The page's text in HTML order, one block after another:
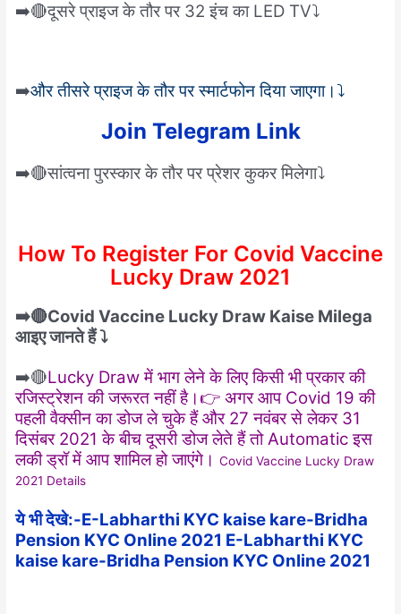
➡️🔴दूसरे प्राइज के तौर पर 32 इंच का LED TV⤵️
➡️और तीसरे प्राइज के तौर पर स्मार्टफोन दिया जाएगा।⤵️
Join Telegram Link
➡️🔴सांत्वना पुरस्कार के तौर पर प्रेशर कुकर मिलेगा⤵️
How To Register For Covid Vaccine
Lucky Draw 2021
➡️🔴Covid Vaccine Lucky Draw Kaise Milega
आइए जानते हैं ⤵️
➡️🔴Lucky Draw में भाग लेने के लिए किसी भी प्रकार की
रजिस्ट्रेशन की जरूरत नहीं है।👉 अगर आप Covid 19 की
पहली वैक्सीन का डोज ले चुके हैं और 27 नवंबर से लेकर 31
दिसंबर 2021 के बीच दूसरी डोज लेते हैं तो Automatic इस
लकी ड्रॉ में आप शामिल हो जाएंगे।Covid Vaccine Lucky Draw
2021 Details
ये भी देखे:-E-Labharthi KYC kaise kare-Bridha
Pension KYC Online 2021 E-Labharthi KYC
kaise kare-Bridha Pension KYC Online 2021